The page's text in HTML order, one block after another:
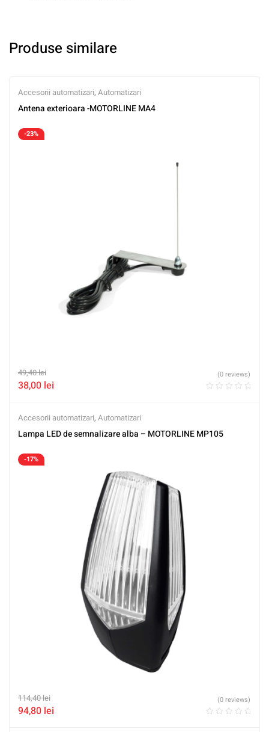
Produse similare
Accesorii automatizari, Automatizari
Antena exterioara -MOTORLINE MA4
-23%
49,40lei
38,00 lei
(0 reviews)
Accesorii automatizari, Automatizari
Lampa LED de semnalizare alba – MOTORLINE MP105
-17%
114,40lei
94,80 lei
(0 reviews)